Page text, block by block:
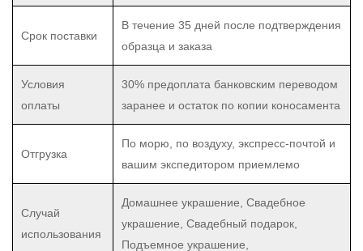
Срок поставки
В течение 35 дней после подтверждения
образца и заказа
Условия
оплаты
30% предоплата банковским переводом
заранее и остаток по копии коносамента
Отгрузка
По морю, по воздуху, экспресс-почтой и
вашим экспедитором приемлемо
Случай
использования
Домашнее украшение, Свадебное
украшение, Свадебный подарок,
Подъемное украшение,